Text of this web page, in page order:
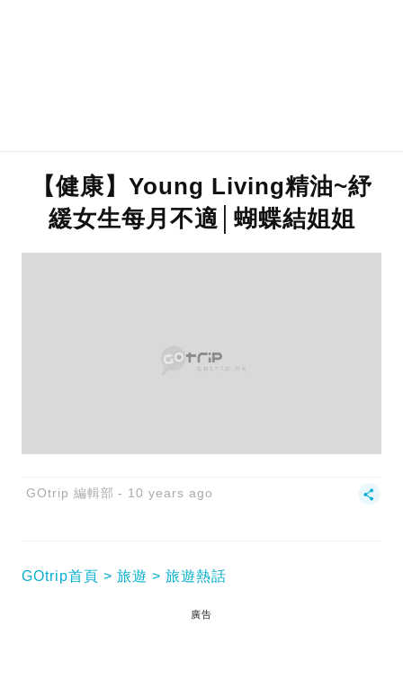
【健康】Young Living精油~紓
緩女生每月不適│蝴蝶結姐姐
GOtrip 編輯部 10 years ago
GOtrip首頁 旅遊 旅遊熱話
廣告